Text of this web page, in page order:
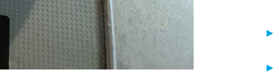
►
►